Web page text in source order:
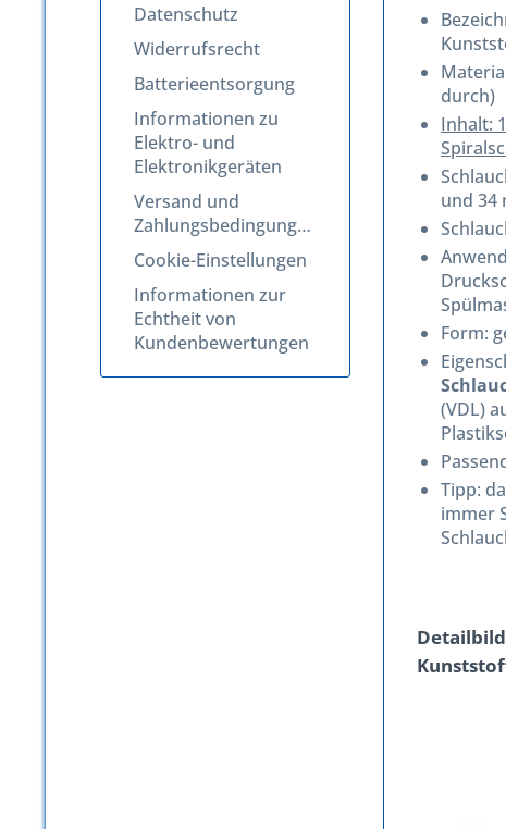
Datenschutz
Widerrufsrecht
Batterieentsorgung
Informationen zu
Elektro- und
Elektronikgeräten
Versand und
Zahlungsbedingungen
Cookie-Einstellungen
Informationen zur
Echtheit von
Kundenbewertungen
durch)
Inhalt:
und 34
Form:
(VDL)
Tipp:
immer